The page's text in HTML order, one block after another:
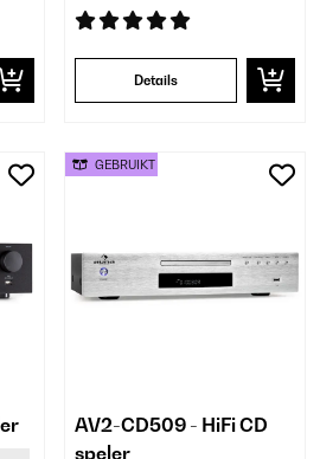
Details
AV2-CD509 - HiFi CD
speler
GEBRUIKT